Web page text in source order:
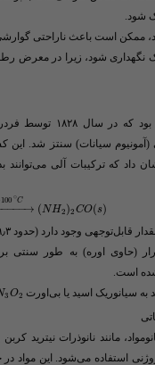
شود.
ممکن است باعث ناراحتی
نگهداری شود، زیرا در معرض
در سال ۱۸۲۸ توسط
(آمونیوم سیانات) سنتز شد.
داد که ترکیبات آلی می‌توانند
→
−−−−
100 ∘C
(NH2 )2 CO(s)
وجود دارد (حدود ۹٫۳ گرم در لیتر).
(حاوی اوره) به طور سنتی
است.
به سیانوریک اسید یا بی‌اورت
3 O2
مانند نانوذرات نیترید کربن
استفاده می‌شود. این مواد در